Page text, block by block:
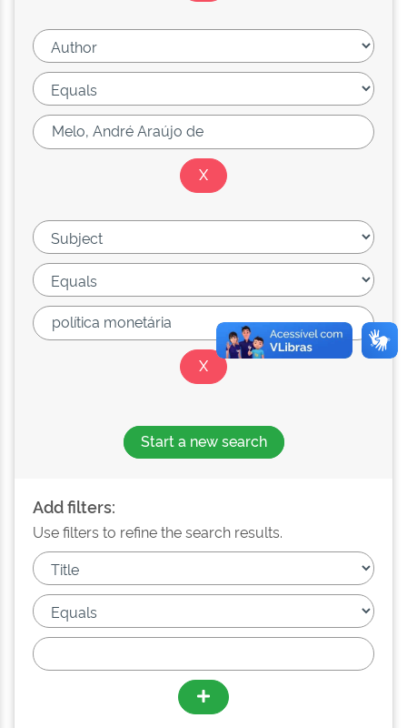
Start a new search
Add filters:
Use filters to refine the search results.